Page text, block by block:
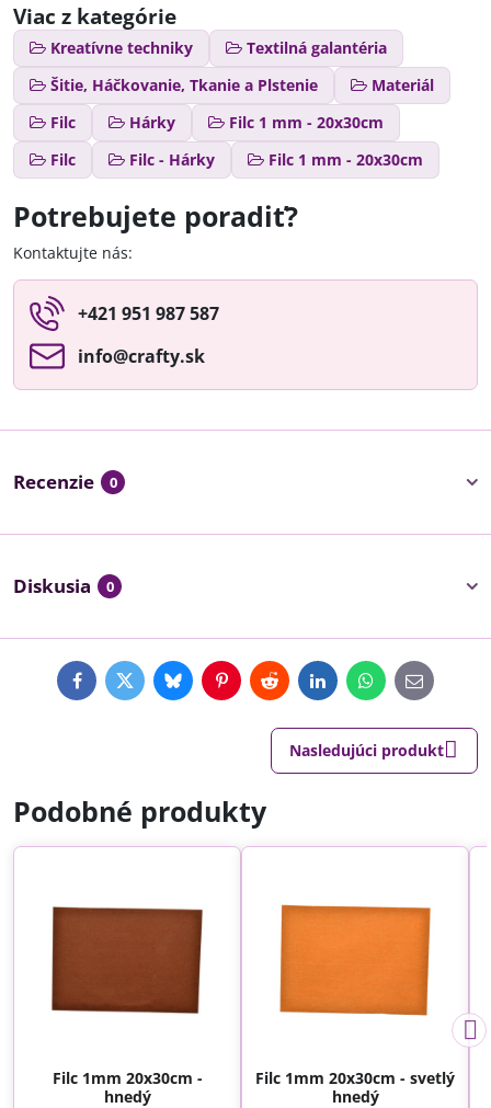
Viac z kategórie
Kreatívne techniky
Textilná galantéria
Šitie, Háčkovanie, Tkanie a Plstenie
Materiál
Filc
Hárky
Filc 1 mm - 20x30cm
Filc
Filc - Hárky Filc 1 mm - 20x30cm
Potrebujete poradiť?
Kontaktujte nás:
+421 951 987 587
info​@crafty​.sk
Recenzie 0
Diskusia 0
FacebookTwitterBlueskyPinterestRedditLinkedInWhatsApp
E-
mail
Nasledujúci produkt
Podobné produkty
Filc 1mm 20x30cm -
hnedý
Filc 1mm 20x30cm - svetlý
hnedý